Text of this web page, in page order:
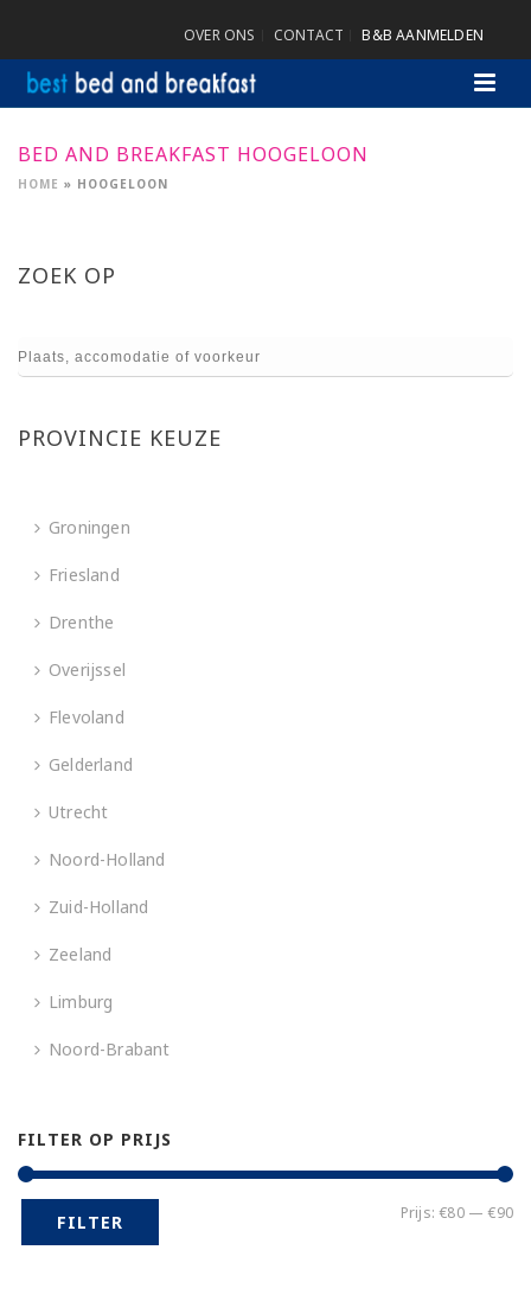
OVER ONS CONTACT B&B AANMELDEN
BED AND BREAKFAST HOOGELOON
HOME » HOOGELOON
ZOEK OP
PROVINCIE KEUZE
Groningen
Friesland
Drenthe
Overijssel
Flevoland
Gelderland
Utrecht
Noord-Holland
Zuid-Holland
Zeeland
Limburg
Noord-Brabant
FILTER OP PRIJS
FILTER Prijs:€80—€90